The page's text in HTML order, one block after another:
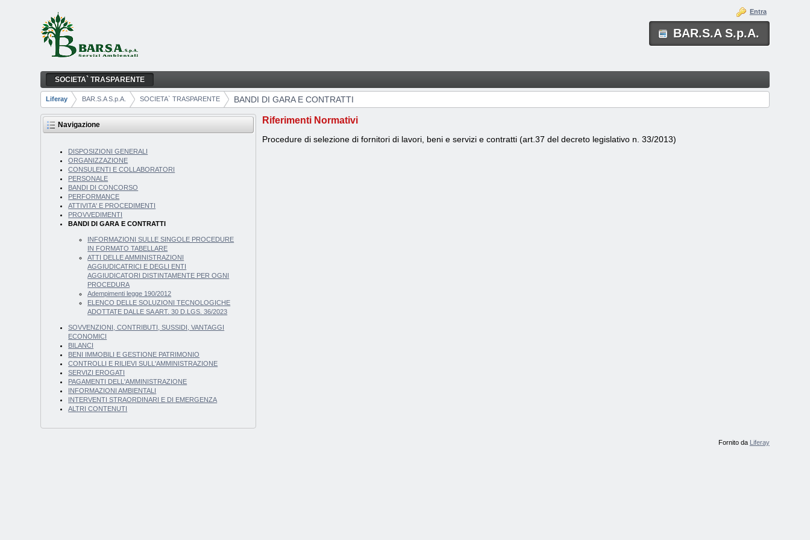
Salta al contenuto
BAR.S.A S.p.A.
BANDI DI GARA E CONTRATTI
Entra
Navigazione
SOCIETA` TRASPARENTE
Breadcrumb
Liferay BAR.S.A S.p.A. SOCIETA` TRASPARENTE BANDI DI GARA E CONTRATTI
Navigazione
DISPOSIZIONI GENERALI
ORGANIZZAZIONE
CONSULENTI E COLLABORATORI
PERSONALE
BANDI DI CONCORSO
PERFORMANCE
ATTIVITA' E PROCEDIMENTI
PROVVEDIMENTI
BANDI DI GARA E CONTRATTI
INFORMAZIONI SULLE SINGOLE PROCEDURE
IN FORMATO TABELLARE
ATTI DELLE AMMINISTRAZIONI
AGGIUDICATRICI E DEGLI ENTI
AGGIUDICATORI DISTINTAMENTE PER OGNI
PROCEDURA
Adempimenti legge 190/2012
ELENCO DELLE SOLUZIONI TECNOLOGICHE
ADOTTATE DALLE SA ART. 30 D.LGS. 36/2023
SOVVENZIONI, CONTRIBUTI, SUSSIDI, VANTAGGI
ECONOMICI
BILANCI
BENI IMMOBILI E GESTIONE PATRIMONIO
CONTROLLI E RILIEVI SULL'AMMINISTRAZIONE
SERVIZI EROGATI
PAGAMENTI DELL'AMMINISTRAZIONE
INFORMAZIONI AMBIENTALI
INTERVENTI STRAORDINARI E DI EMERGENZA
ALTRI CONTENUTI
Riferimenti Normativi
Procedure di selezione di fornitori di lavori, beni e servizi e contratti (art.37 del decreto legislativo n. 33/2013)
Fornito da Liferay